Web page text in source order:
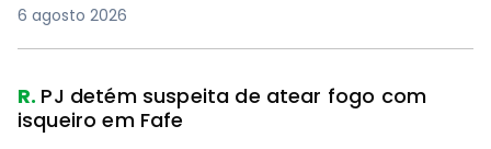
6 agosto 2026
R. PJ detém suspeita de atear fogo com
isqueiro em Fafe